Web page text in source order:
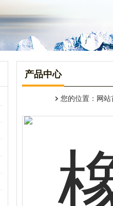
产品中心
您的位置： 网站